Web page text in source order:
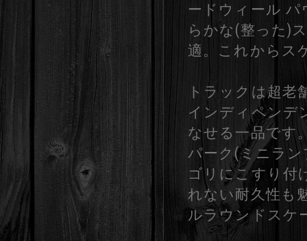
ードウィール
らかな(整った)
適。これからス
トラックは超老
インディペンデ
なせる一品です
パーク(ミニラ
ゴリにこすり付
れない耐久性も
ルラウンドスケ